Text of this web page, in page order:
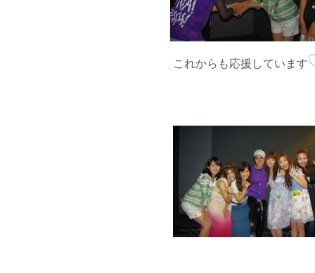
これからも応援しています